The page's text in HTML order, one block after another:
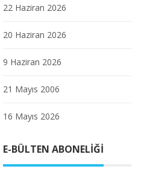
22 Haziran 2026
20 Haziran 2026
9 Haziran 2026
21 Mayıs 2006
16 Mayıs 2026
E-BÜLTEN ABONELIĞI